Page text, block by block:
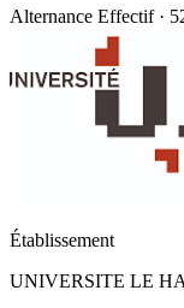
Alternance Effectif ·
Établissement
UNIVERSITE LE